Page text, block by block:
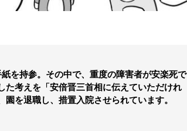
を持参。その中で、重度の障害者が安楽死で
た考えを「安倍晋三首相に伝えていただけれ
を退職し、措置入院させられています。